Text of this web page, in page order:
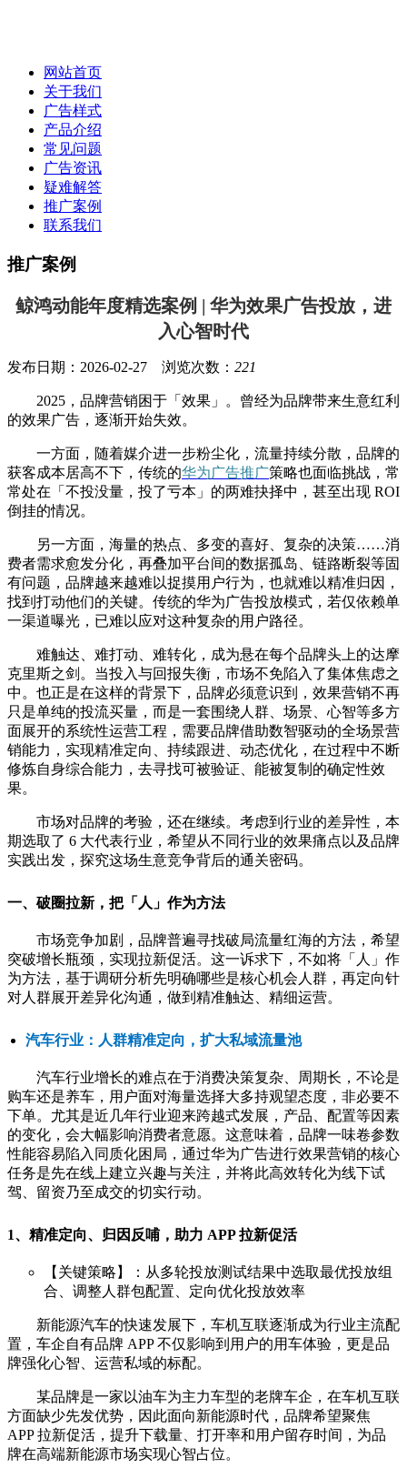
网站首页
关于我们
广告样式
产品介绍
常见问题
广告资讯
疑难解答
推广案例
联系我们
推广案例
鲸鸿动能年度精选案例 | 华为效果广告投放，进
入心智时代
发布日期：2026-02-27 浏览次数： 221
2025，品牌营销困于「效果」。曾经为品牌带来生意红利
的效果广告，逐渐开始失效。
一方面，随着媒介进一步粉尘化，流量持续分散，品牌的
获客成本居高不下，传统的华为广告推广策略也面临挑战，常
常处在「不投没量，投了亏本」的两难抉择中，甚至出现 ROI
倒挂的情况。
另一方面，海量的热点、多变的喜好、复杂的决策……消
费者需求愈发分化，再叠加平台间的数据孤岛、链路断裂等固
有问题，品牌越来越难以捉摸用户行为，也就难以精准归因，
找到打动他们的关键。传统的华为广告投放模式，若仅依赖单
一渠道曝光，已难以应对这种复杂的用户路径。
难触达、难打动、难转化，成为悬在每个品牌头上的达摩
克里斯之剑。当投入与回报失衡，市场不免陷入了集体焦虑之
中。也正是在这样的背景下，品牌必须意识到，效果营销不再
只是单纯的投流买量， 而是一套围绕人群、场景、心智等多方
面展开的系统性运营工程，需要品牌借助数智驱动的全场景营
销能力，实现精准定向、持续跟进、动态优化，在过程中不断
修炼自身综合能力，去寻找可被验证、能被复制的确定性效
果。
市场对品牌的考验，还在继续。考虑到行业的差异性，本
期选取了 6 大代表行业，希望从不同行业的效果痛点以及品牌
实践出发，探究这场生意竞争背后的通关密码。
一、破圈拉新，把「人」作为方法
市场竞争加剧，品牌普遍寻找破局流量红海的方法，希望
突破增长瓶颈，实现拉新促活。这一诉求下，不如将「人」作
为方法，基于调研分析先明确哪些是核心机会人群，再定向针
对人群展开差异化沟通，做到精准触达、精细运营。
汽车行业：人群精准定向，扩大私域流量池
汽车行业增长的难点在于消费决策复杂、周期长，不论是
购车还是养车，用户面对海量选择大多持观望态度，非必要不
下单。尤其是近几年行业迎来跨越式发展，产品、配置等因素
的变化，会大幅影响消费者意愿。这意味着，品牌一味卷参数
性能容易陷入同质化困局，通过华为广告进行效果营销的核心
任务是先在线上建立兴趣与关注，并将此高效转化为线下试
驾、留资乃至成交的切实行动。
1、精准定向、归因反哺，助力 APP 拉新促活
【关键策略】：从多轮投放测试结果中选取最优投放组
合、调整人群包配置、定向优化投放效率
新能源汽车的快速发展下，车机互联逐渐成为行业主流配
置，车企自有品牌 APP 不仅影响到用户的用车体验，更是品
牌强化心智、运营私域的标配。
某品牌是一家以油车为主力车型的老牌车企，在车机互联
方面缺少先发优势，因此面向新能源时代，品牌希望聚焦
APP 拉新促活，提升下载量、打开率和用户留存时间，为品
牌在高端新能源市场实现心智占位。